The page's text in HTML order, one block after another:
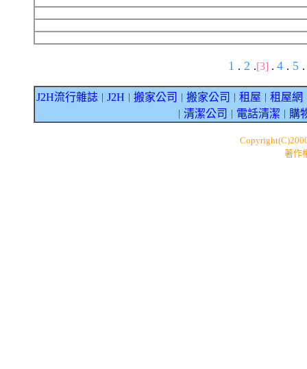
1 . 2 .[3] . 4 . 5 .
J2H流行雜誌 J2H 搬家公司 搬家公司 租屋 租屋網
清潔公司 電話清潔 購
著作